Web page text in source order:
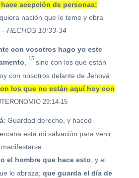
acepción de personas;
nación que le teme y obra
—HECHOS 10:33-34
con vosotros hago yo este
15 sino con los que están
con nosotros delante de Jehová
los que no están aquí hoy con
29:14-15
: Guardad derecho, y haced
está mi salvación para venir,
el hombre que hace esto , y el
lo abraza; que guarda el día de